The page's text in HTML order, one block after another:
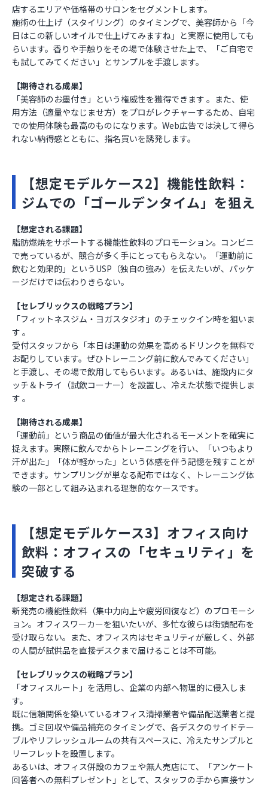
店するエリアや価格帯のサロンをセグメントします。
施術の仕上げ（スタイリング）のタイミングで、美容師から「今
日はこの新しいオイルで仕上げてみますね」と実際に使用しても
らいます。香りや手触りをその場で体験させた上で、「ご自宅で
も試してみてください」とサンプルを手渡します。
【期待される成果】
「美容師のお墨付き」という権威性を獲得できます 。また、使
用方法（適量やなじませ方）をプロがレクチャーするため、自宅
での使用体験も最高のものになります。Web広告では決して得ら
れない納得感とともに、指名買いを誘発します。
【想定モデルケース2】機能性飲料：
ジムでの「ゴールデンタイム」を狙え
【想定される課題】
脂肪燃焼をサポートする機能性飲料のプロモーション。コンビニ
で売っているが、競合が多く手にとってもらえない。「運動前に
飲むと効果的」というUSP（独自の強み）を伝えたいが、パッケ
ージだけでは伝わりきらない。
【セレブリックスの戦略プラン】
「フィットネスジム・ヨガスタジオ」のチェックイン時を狙いま
す 。
受付スタッフから「本日は運動の効果を高めるドリンクを無料で
お配りしています。ぜひトレーニング前に飲んでみてください」
と手渡し、その場で飲用してもらいます。あるいは、施設内にタ
ッチ＆トライ（試飲コーナー）を設置し、冷えた状態で提供しま
す 。
【期待される成果】
「運動前」という商品の価値が最大化されるモーメントを確実に
捉えます。実際に飲んでからトレーニングを行い、「いつもより
汗が出た」「体が軽かった」という体感を伴う記憶を残すことが
できます。サンプリングが単なる配布ではなく、トレーニング体
験の一部として組み込まれる理想的なケースです。
【想定モデルケース3】オフィス向け
飲料：オフィスの「セキュリティ」を
突破する
【想定される課題】
新発売の機能性飲料（集中力向上や疲労回復など）のプロモーシ
ョン。オフィスワーカーを狙いたいが、多忙な彼らは街頭配布を
受け取らない。また、オフィス内はセキュリティが厳しく、外部
の人間が試供品を直接デスクまで届けることは不可能。
【セレブリックスの戦略プラン】
「オフィスルート」を活用し、企業の内部へ物理的に侵入しま
す。
既に信頼関係を築いているオフィス清掃業者や備品配送業者と提
携。ゴミ回収や備品補充のタイミングで、各デスクのサイドテー
ブルやリフレッシュルームの共有スペースに、冷えたサンプルと
リーフレットを設置します。
あるいは、オフィス併設のカフェや無人売店にて、「アンケート
回答者への無料プレゼント」として、スタッフの手から直接サン